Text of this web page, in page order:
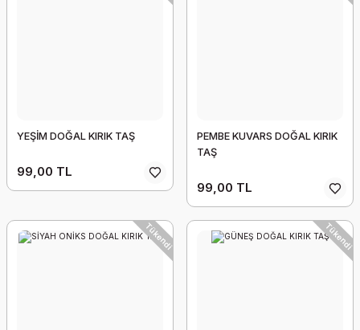
YEŞİM DOĞAL KIRIK TAŞ
99,00 TL
PEMBE KUVARS DOĞAL KIRIK
TAŞ
99,00 TL
Tükendi Tükendi